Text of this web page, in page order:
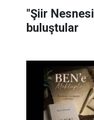
"Şiir
buluştular